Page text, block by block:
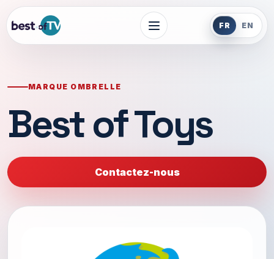
FR EN
MARQUE OMBRELLE
Best of Toys
Contactez-nous